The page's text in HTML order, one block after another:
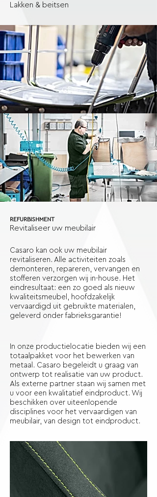
Lakken & beitsen
REFURBISHMENT
Revitaliseer uw meubilair
Casaro kan ook uw meubilair
revitaliseren. Alle activiteiten zoals
demonteren, repareren, vervangen en
stofferen verzorgen wij in-house. Het
eindresultaat: een zo goed als nieuw
kwaliteitsmeubel, hoofdzakelijk
vervaardigd uit gebruikte materialen,
geleverd onder fabrieksgarantie!
In onze productielocatie bieden wij een
totaalpakket voor het bewerken van
metaal. Casaro begeleidt u graag van
ontwerp tot realisatie van uw product.
Als externe partner staan wij samen met
u voor een kwalitatief eindproduct. Wij
beschikken over uiteenlopende
disciplines voor het vervaardigen van
meubilair, van design tot eindproduct.